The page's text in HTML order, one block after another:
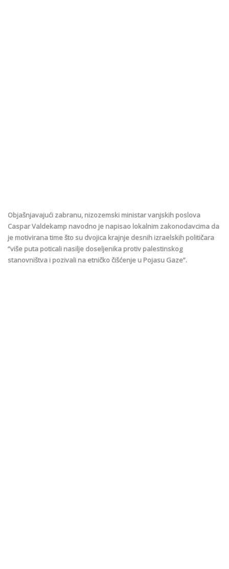
Objašnjavajući zabranu, nizozemski ministar vanjskih poslova
Caspar Valdekamp navodno je napisao lokalnim zakonodavcima da
je motivirana time što su dvojica krajnje desnih izraelskih političara
“više puta poticali nasilje doseljenika protiv palestinskog
stanovništva i pozivali na etničko čišćenje u Pojasu Gaze”.